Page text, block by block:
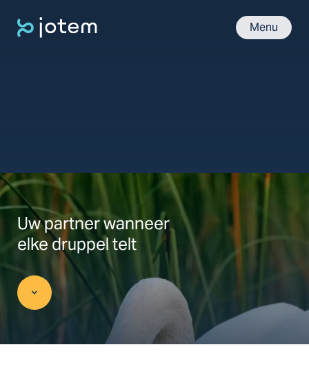
Menu
Uw partner wanneer
elke druppel telt